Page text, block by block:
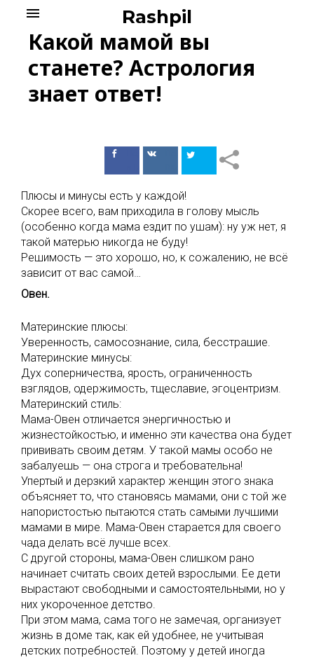
content
Rashpil
menu
Какой мамой вы
станете? Астрология
знает ответ!
ПоделитьсяПоделиться
Плюсы и минусы есть у каждой!
Скорее всего, вам приходила в голову мысль
(особенно когда мама ездит по ушам): ну уж нет, я
такой матерью никогда не буду!
Решимость — это хорошо, но, к сожалению, не всё
зависит от вас самой…
Овен.
Материнские плюсы:
Уверенность, самосознание, сила, бесстрашие.
Материнские минусы:
Дух соперничества, ярость, ограниченность
взглядов, одержимость, тщеславие, эгоцентризм.
Материнский стиль:
Мама-Овен отличается энергичностью и
жизнестойкостью, и именно эти качества она будет
прививать своим детям. У такой мамы особо не
забалуешь — она строга и требовательна!
Упертый и дерзкий характер женщин этого знака
объясняет то, что становясь мамами, они с той же
напористостью пытаются стать самыми лучшими
мамами в мире. Мама-Овен старается для своего
чада делать всё лучше всех.
С другой стороны, мама-Овен слишком рано
начинает считать своих детей взрослыми. Ее дети
вырастают свободными и самостоятельными, но у
них укороченное детство.
При этом мама, сама того не замечая, организует
жизнь в доме так, как ей удобнее, не учитывая
детских потребностей. Поэтому у детей иногда